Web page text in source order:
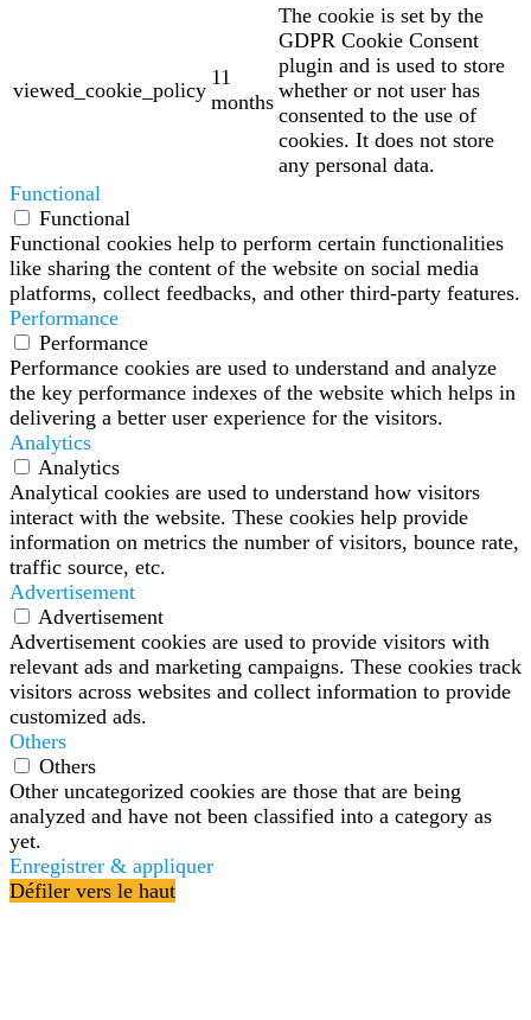
viewed_cookie_policy
11
months
The cookie is set by the
GDPR Cookie Consent
plugin and is used to store
whether or not user has
consented to the use of
cookies. It does not store
any personal data.
Functional
Functional
Functional cookies help to perform certain functionalities
like sharing the content of the website on social media
platforms, collect feedbacks, and other third-party features.
Performance
Performance
Performance cookies are used to understand and analyze
the key performance indexes of the website which helps in
delivering a better user experience for the visitors.
Analytics
Analytics
Analytical cookies are used to understand how visitors
interact with the website. These cookies help provide
information on metrics the number of visitors, bounce rate,
traffic source, etc.
Advertisement
Advertisement
Advertisement cookies are used to provide visitors with
relevant ads and marketing campaigns. These cookies track
visitors across websites and collect information to provide
customized ads.
Others
Others
Other uncategorized cookies are those that are being
analyzed and have not been classified into a category as
yet.
Enregistrer & appliquer
Défiler vers le haut